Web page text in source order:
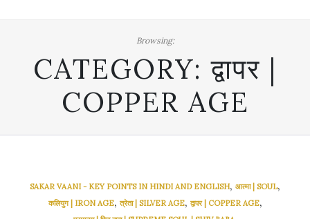
Browsing:
CATEGORY:द्वापर |
COPPER AGE
SAKAR VAANI - KEY POINTS IN HINDI AND ENGLISH, आत्मा | SOUL,
कलियुग | IRON AGE,त्रेता | SILVER AGE,द्वापर | COPPER AGE,